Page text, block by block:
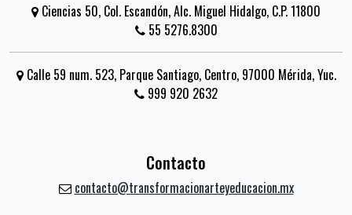
Ciencias 50, Col. Escandón, Alc. Miguel Hidalgo, C.P. 11800
55 5276.8300
Calle 59 num. 523, Parque Santiago, Centro, 97000 Mérida, Yuc.
999 920 2632
Contacto
contacto@transformacionarteyeducacion.mx